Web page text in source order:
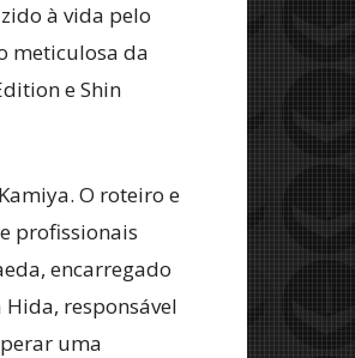
à vida pelo
meticulosa da
e Shin
O roteiro e
profissionais
encarregado
responsável
uma